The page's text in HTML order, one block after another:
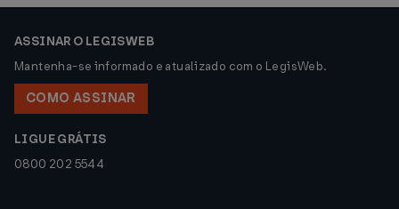
ASSINAR O LEGISWEB
Mantenha-se informado e atualizado com o LegisWeb.
COMO ASSINAR
LIGUE GRÁTIS
0800 202 5544